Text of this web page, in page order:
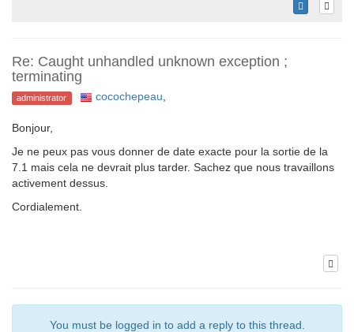
Re: Caught unhandled unknown exception ;
terminating
administrator cocochepeau,
Bonjour,
Je ne peux pas vous donner de date exacte pour la sortie de la
7.1 mais cela ne devrait plus tarder. Sachez que nous travaillons
activement dessus.
Cordialement.
You must be logged in to add a reply to this thread.